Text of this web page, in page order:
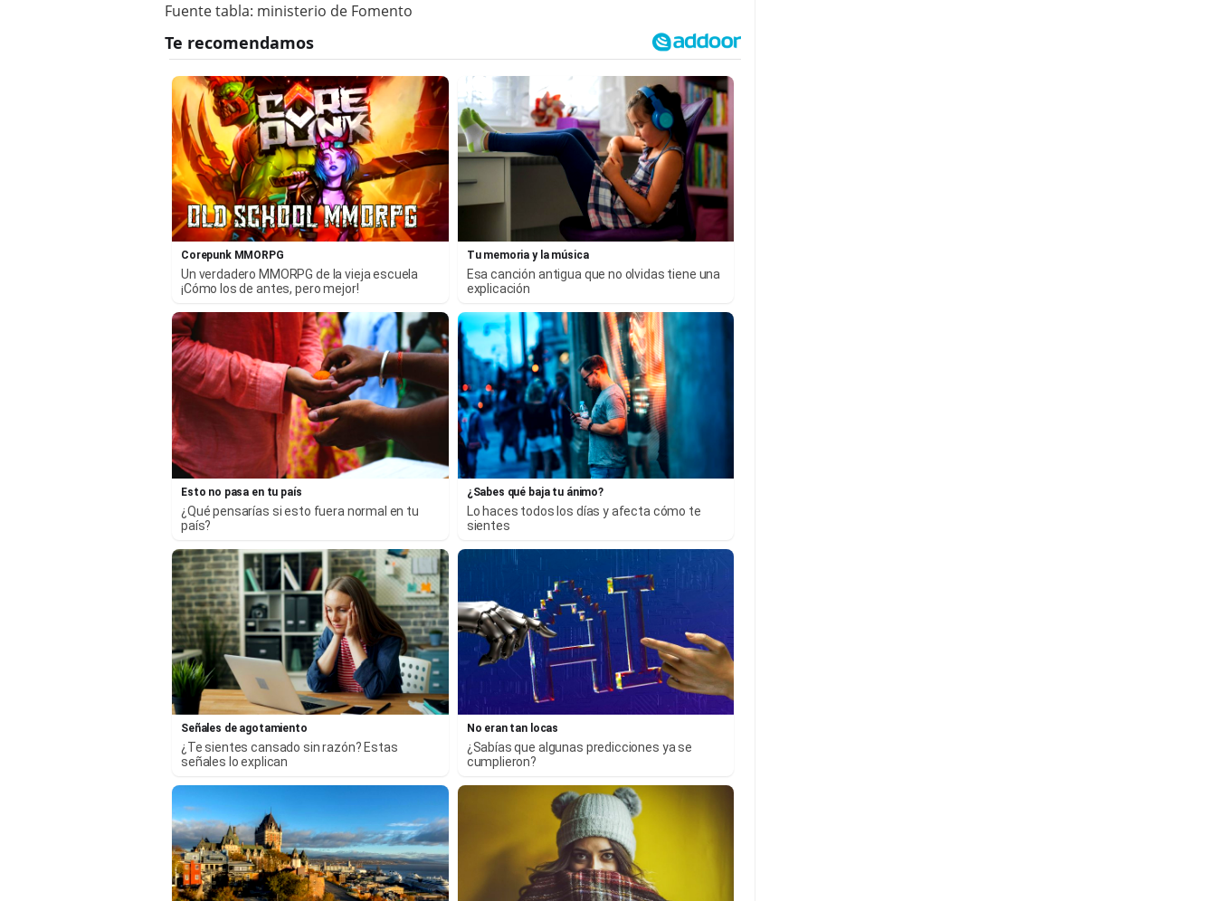
Fuente tabla: ministerio de Fomento
Corepunk MMORPG
Un verdadero MMORPG de la vieja escuela
¡Cómo los de antes, pero mejor!
Tu memoria y la música
Esa canción antigua que no olvidas tiene una
explicación
Esto no pasa en tu país
¿Qué pensarías si esto fuera normal en tu
país?
¿Sabes qué baja tu ánimo?
Lo haces todos los días y afecta cómo te
sientes
Señales de agotamiento
¿Te sientes cansado sin razón? Estas
señales lo explican
No eran tan locas
¿Sabías que algunas predicciones ya se
cumplieron?